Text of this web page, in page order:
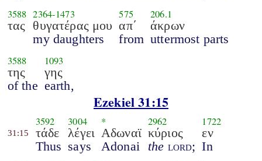
3588
τας
2364-1473
θυγατέρας μου
my daughters
575
απ΄
from
206.1
άκρων
uttermost parts
3588
της
of the
1093
γης
earth,
Ezekiel 31:15
31:15
3592
τάδε
Thus
3004
λέγει
says
*
Αδωναϊ
Adonai
2962
κύριος
the lord;
1722
εν
In